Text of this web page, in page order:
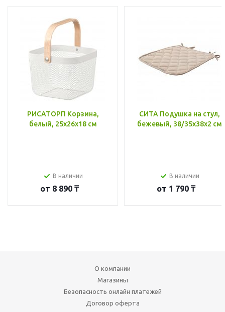
РИСАТОРП Корзина,
белый, 25x26x18 см
В наличии
от 8 890 ₸
СИТА Подушка на стул,
бежевый, 38/35x38x2 см
В наличии
от 1 790 ₸
О компании
Магазины
Безопасность онлайн платежей
Договор оферта